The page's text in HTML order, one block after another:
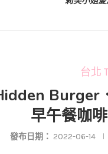
台北
Burger
早午餐咖
發布日期： 2022-06-14